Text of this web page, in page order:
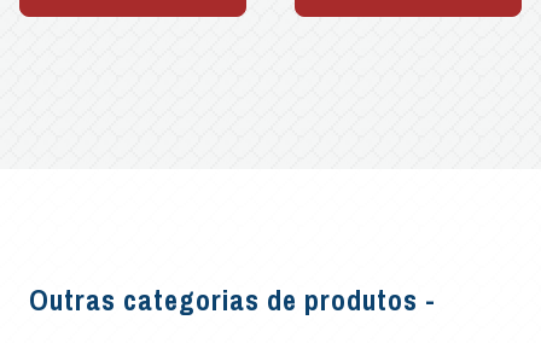
Outras categorias de produtos -